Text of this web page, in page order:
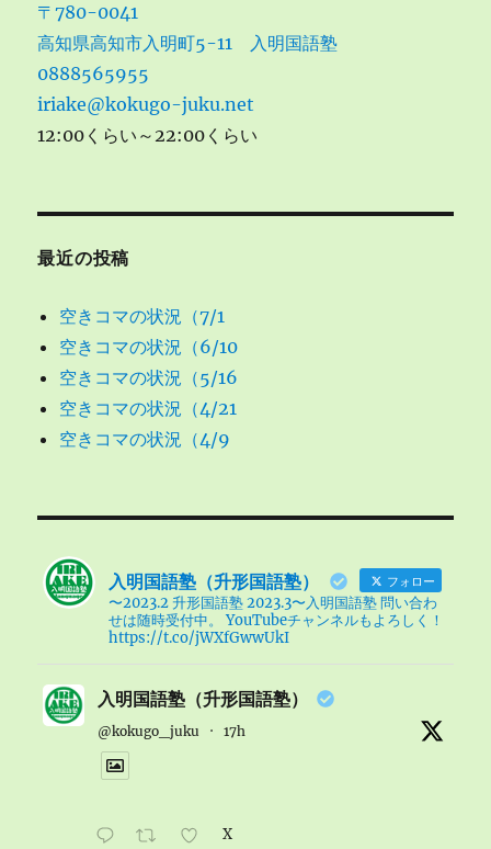
〒780-0041
高知県高知市入明町5-11 入明国語塾
0888565955
iriake@kokugo-juku.net
12:00くらい～22:00くらい
最近の投稿
空きコマの状況（7/1
空きコマの状況（6/10
空きコマの状況（5/16
空きコマの状況（4/21
空きコマの状況（4/9
入明国語塾（升形国語塾） フォロー
〜2023.2 升形国語塾 2023.3〜入明国語塾 問い合わ
せは随時受付中。 YouTubeチャンネルもよろしく！
https://t.co/jWXfGwwUkI
入明国語塾（升形国語塾）
@kokugo_juku · 17h
X